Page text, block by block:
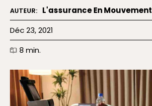
AUTEUR: L'assurance En Mouvement
Déc 23, 2021
8 min.